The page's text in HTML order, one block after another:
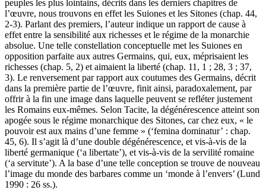
peuples les plus lointains, décrits dans les derniers chapitres de
l’œuvre, nous trouvons en effet les Suiones et les Sitones (chap. 44,
2-3). Parlant des premiers, l’auteur indique un rapport de cause à
effet entre la sensibilité aux richesses et le régime de la monarchie
absolue. Une telle constellation conceptuelle met les Suiones en
opposition parfaite aux autres Germains, qui, eux, méprisaient les
richesses (chap. 5, 2) et aimaient la liberté (chap. 11, 1 ; 28, 3 ; 37,
3). Le renversement par rapport aux coutumes des Germains, décrit
dans la première partie de l’œuvre, finit ainsi, paradoxalement, par
offrir à la fin une image dans laquelle peuvent se refléter justement
les Romains eux-mêmes. Selon Tacite, la dégénérescence atteint son
apogée sous le régime monarchique des Sitones, car chez eux, « le
pouvoir est aux mains d’une femme » (‘femina dominatur’ : chap.
45, 6). Il s’agit là d’une double dégénérescence, et vis-à-vis de la
liberté germanique (‘a libertate’), et vis-à-vis de la servilité romaine
(‘a servitute’). A la base d’une telle conception se trouve de nouveau
l’image du monde des barbares comme un ‘monde à l’envers’ (Lund
1990 : 26 ss.).